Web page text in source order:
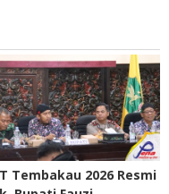
Tembakau 2026 Resmi